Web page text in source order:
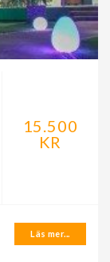
15.500
KR
Läs mer...